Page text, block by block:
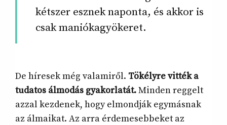
kétszer esznek naponta, és akkor is
csak maniókagyökeret.
De híresek még valamiről. Tökélyre vitték a
tudatos álmodás gyakorlatát.Minden reggelt
azzal kezdenek, hogy elmondják egymásnak
az álmaikat. Az arra érdemesebbeket az